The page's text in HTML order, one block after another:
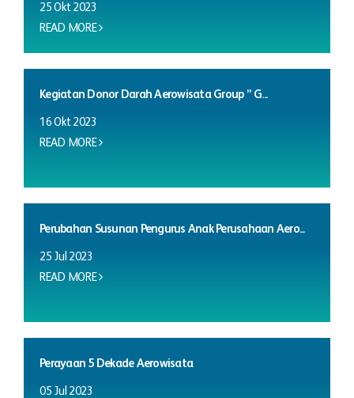
25 Okt 2023
READ MORE
Kegiatan Donor Darah Aerowisata Group ” G...
16 Okt 2023
READ MORE
Perubahan Susunan Pengurus Anak Perusahaan Aero...
25 Jul 2023
READ MORE
Perayaan 5 Dekade Aerowisata
05 Jul 2023